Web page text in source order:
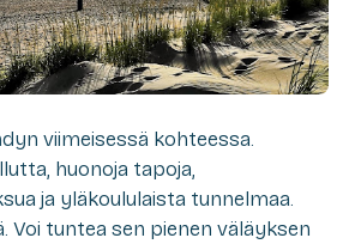
viimeisessä kohteessa.
huonoja tapoja,
ja yläkoululaista tunnelmaa.
Voi tuntea sen pienen väläyksen